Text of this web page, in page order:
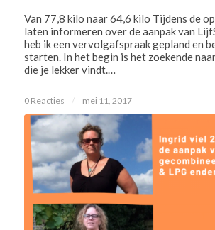
Van 77,8 kilo naar 64,6 kilo Tijdens de
laten informeren over de aanpak van
heb ik een vervolgafspraak gepland en
starten. In het begin is het zoekende
die je lekker vindt.…
0 Reacties / mei 11, 2017